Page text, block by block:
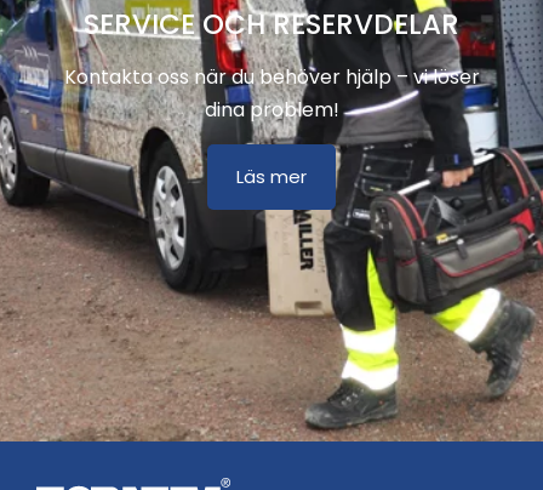
SERVICE OCH RESERVDELAR
Kontakta oss när du behöver hjälp – vi löser
dina problem!
Läs mer